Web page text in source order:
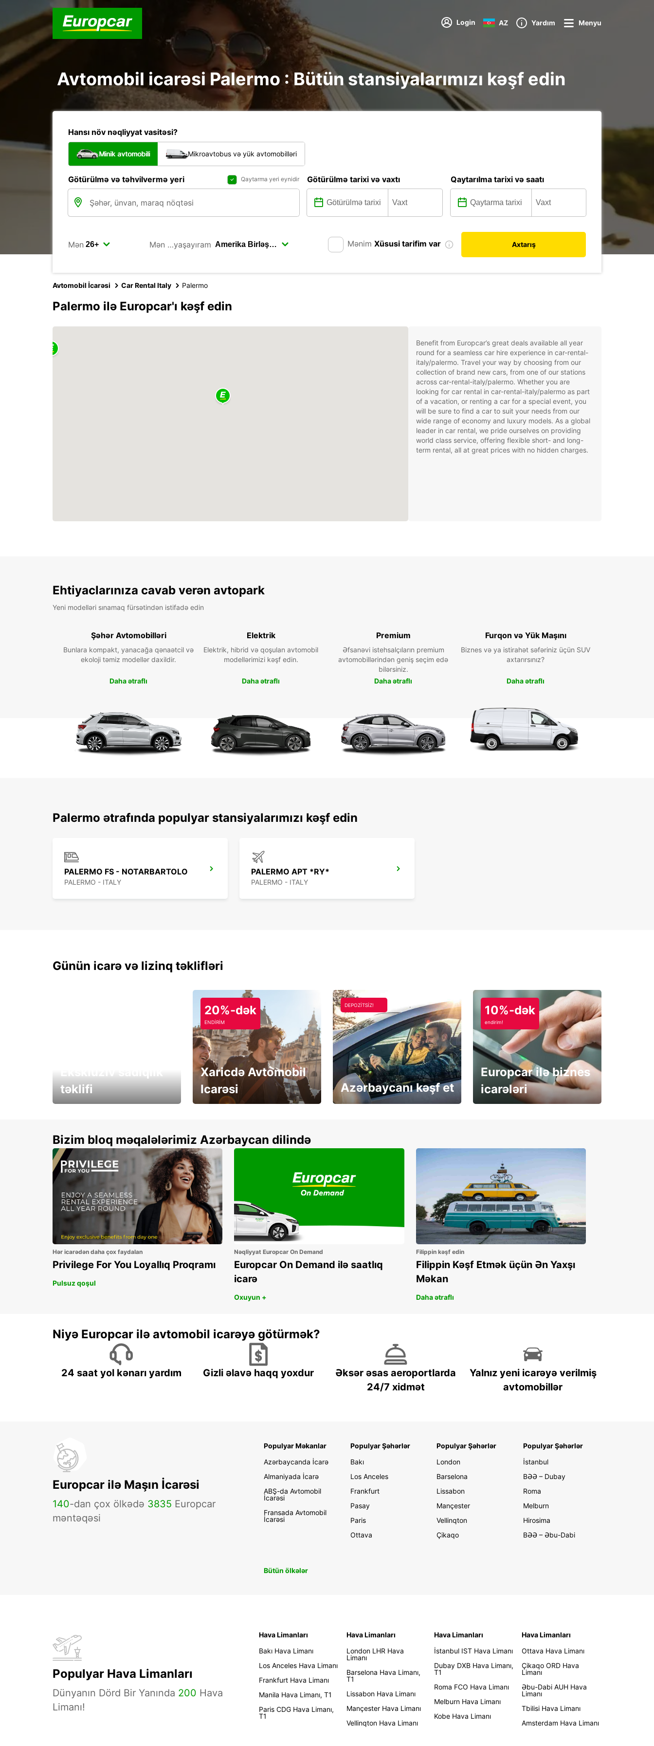
Login AZ Yardım Menyu
Avtomobil icarəsi Palermo : Bütün stansiyalarımızı kəşf edin
Hansı növ nəqliyyat vasitəsi?
Minik avtomobili Mikroavtobus və yük avtomobilləri
Götürülmə və təhvilvermə yeri Qaytarma yeri eynidir Götürülmə tarixi və vaxtı Qaytarılma tarixi və saatı
Mən Mən …yaşayıram Mənim Xüsusi tarifim var Axtarış
Avtomobil İcarəsi Car Rental Italy Palermo
Palermo ilə Europcar'ı kəşf edin
Benefit from Europcar’s great deals available all year
round for a seamless car hire experience in car-rental-
italy/palermo. Travel your way by choosing from our
collection of brand new cars, from one of our stations
across car-rental-italy/palermo. Whether you are
looking for car rental in car-rental-italy/palermo as part
of a vacation, or renting a car for a special event, you
will be sure to find a car to suit your needs from our
wide range of economy and luxury models. As a global
leader in car rental, we pride ourselves on providing
world class service, offering flexible short- and long-
term rental, all at great prices with no hidden charges.
Ehtiyaclarınıza cavab verən avtopark
Yeni modelləri sınamaq fürsətindən istifadə edin
Şəhər Avtomobilləri
Bunlara kompakt, yanacağa qənaətcil və
ekoloji təmiz modellər daxildir.
Daha ətraflı
Elektrik
Elektrik, hibrid və qoşulan avtomobil
modellərimizi kəşf edin.
Daha ətraflı
Premium
Əfsanəvi istehsalçıların premium
avtomobillərindən geniş seçim edə
bilərsiniz.
Daha ətraflı
Furqon və Yük Maşını
Biznes və ya istirahət səfəriniz üçün SUV
axtarırsınız?
Daha ətraflı
Palermo ətrafında populyar stansiyalarımızı kəşf edin
PALERMO FS - NOTARBARTOLO
PALERMO - ITALY
PALERMO APT *RY*
PALERMO - ITALY
Günün icarə və lizinq təklifləri
təklifi
20%-dək
ENDİRİM
Xaricdə Avtomobil
Icarəsi
DEPOZİTSİZ!
Azərbaycanı kəşf et
10%-dək
endirim!
Europcar ilə biznes
icarələri
Bizim bloq məqalələrimiz Azərbaycan dilində
Hər icarədən daha çox faydalan
Privilege For You Loyallıq Proqramı
Pulsuz qoşul
Nəqliyyat Europcar On Demand
Europcar On Demand ilə saatlıq
icarə
Oxuyun +
Filippin kəşf edin
Filippin Kəşf Etmək üçün Ən Yaxşı
Məkan
Daha ətraflı
Niyə Europcar ilə avtomobil icarəyə götürmək?
24 saat yol kənarı yardım Gizli əlavə haqq yoxdur
Əksər əsas aeroportlarda
24/7 xidmət
Yalnız yeni icarəyə verilmiş
avtomobillər
Europcar ilə Maşın İcarəsi
140-dan çox ölkədə 3835 Europcar
məntəqəsi
Populyar Məkanlar
Azərbaycanda İcarə
Almaniyada İcarə
ABŞ-da Avtomobil
İcarəsi
Fransada Avtomobil
İcarəsi
Populyar Şəhərlər
Bakı
Los Anceles
Frankfurt
Pasay
Paris
Ottava
Populyar Şəhərlər
London
Barselona
Lissabon
Mançester
Vellinqton
Çikaqo
Populyar Şəhərlər
İstanbul
BƏƏ – Dubay
Roma
Melburn
Hirosima
BƏƏ – Əbu-Dabi
Bütün ölkələr
Populyar Hava Limanları
Dünyanın Dörd Bir Yanında 200 Hava
Limanı!
Hava Limanları
Bakı Hava Limanı
Los Anceles Hava Limanı
Frankfurt Hava Limanı
Manila Hava Limanı, T1
Paris CDG Hava Limanı,
T1
Hava Limanları
London LHR Hava
Limanı
Barselona Hava Limanı,
T1
Lissabon Hava Limanı
Mançester Hava Limanı
Vellinqton Hava Limanı
Hava Limanları
İstanbul IST Hava Limanı
Dubay DXB Hava Limanı,
T1
Roma FCO Hava Limanı
Melburn Hava Limanı
Kobe Hava Limanı
Hava Limanları
Ottava Hava Limanı
Çikaqo ORD Hava
Limanı
Əbu-Dabi AUH Hava
Limanı
Tbilisi Hava Limanı
Amsterdam Hava Limanı